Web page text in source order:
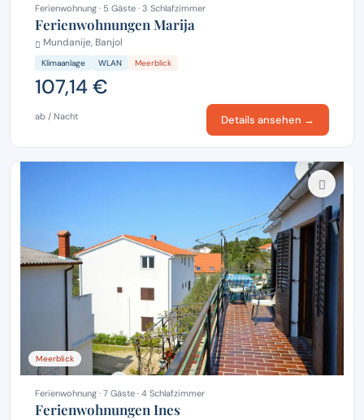
Ferienwohnung · 5 Gäste · 3 Schlafzimmer
Ferienwohnungen Marija
Mundanije, Banjol
Klimaanlage WLAN Meerblick
107,14 €
ab / Nacht Details ansehen →
Meerblick
Ferienwohnung · 7 Gäste · 4 Schlafzimmer
Ferienwohnungen Ines